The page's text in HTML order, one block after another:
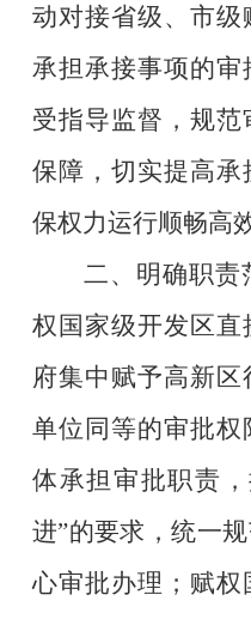
动对接省级、市
承担承接事项的
受指导监督，规
保障，切实提高承
保权力运行顺畅高效
二、明确职责
权国家级开发区直
府集中赋予高新区
单位同等的审批
体承担审批职责
进”的要求，统一
心审批办理；赋权